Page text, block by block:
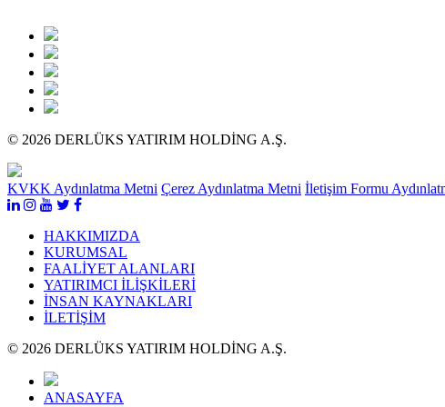
© 2026 DERLÜKS YATIRIM HOLDİNG A.Ş.
KVKK Aydınlatma Metni Çerez Aydınlatma Metni İletişim Formu
HAKKIMIZDA
KURUMSAL
FAALİYET ALANLARI
YATIRIMCI İLİŞKİLERİ
İNSAN KAYNAKLARI
İLETİŞİM
© 2026 DERLÜKS YATIRIM HOLDİNG A.Ş.
ANASAYFA